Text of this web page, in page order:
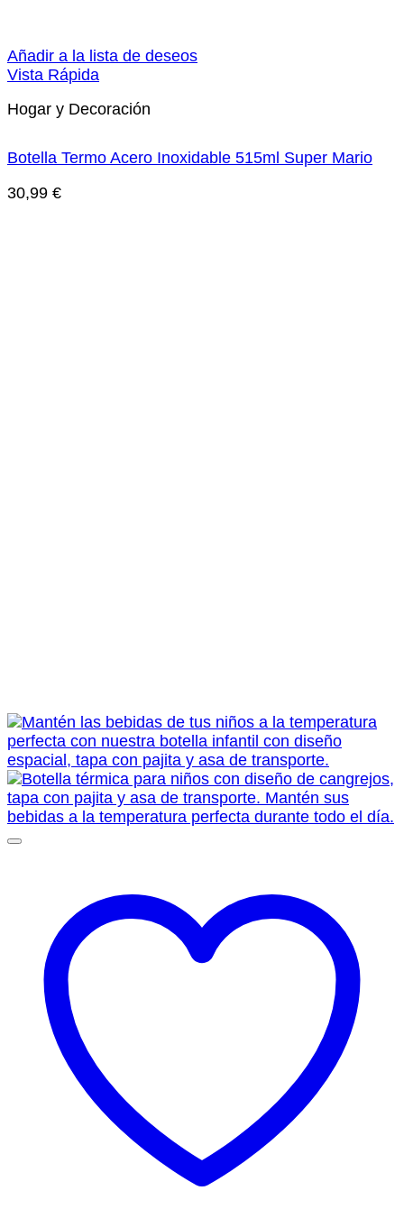
Añadir a la lista de deseos
Vista Rápida
Hogar y Decoración
Botella Termo Acero Inoxidable 515ml Super Mario
30,99 €